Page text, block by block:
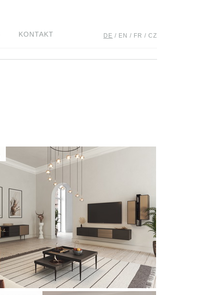
KONTAKT DE / EN / FR / CZ